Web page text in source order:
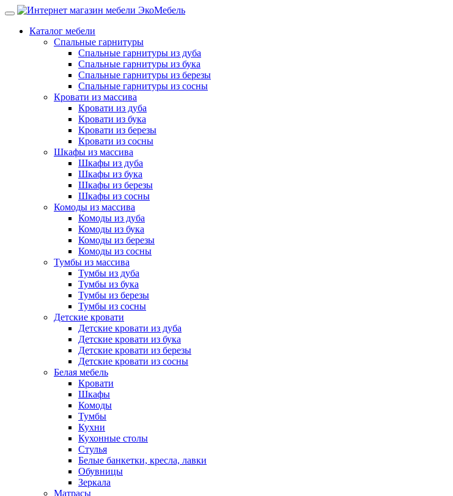
Каталог мебели
Спальные гарнитуры
Спальные гарнитуры из дуба
Спальные гарнитуры из бука
Спальные гарнитуры из березы
Спальные гарнитуры из сосны
Кровати из массива
Кровати из дуба
Кровати из бука
Кровати из березы
Кровати из сосны
Шкафы из массива
Шкафы из дуба
Шкафы из бука
Шкафы из березы
Шкафы из сосны
Комоды из массива
Комоды из дуба
Комоды из бука
Комоды из березы
Комоды из сосны
Тумбы из массива
Тумбы из дуба
Тумбы из бука
Тумбы из березы
Тумбы из сосны
Детские кровати
Детские кровати из дуба
Детские кровати из бука
Детские кровати из березы
Детские кровати из сосны
Белая мебель
Кровати
Шкафы
Комоды
Тумбы
Кухни
Кухонные столы
Стулья
Белые банкетки, кресла, лавки
Обувницы
Зеркала
Матрасы